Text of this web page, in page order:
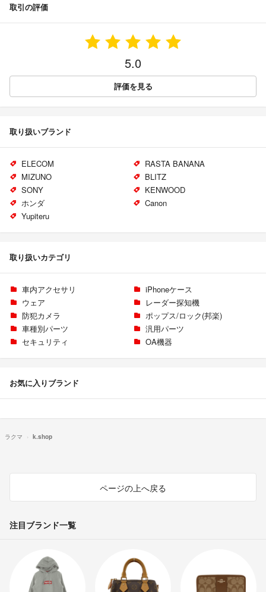
取引の評価
5.0
評価を見る
取り扱いブランド
ELECOM
RASTA BANANA
MIZUNO
BLITZ
SONY
KENWOOD
ホンダ
Canon
Yupiteru
取り扱いカテゴリ
車内アクセサリ
iPhoneケース
ウェア
レーダー探知機
防犯カメラ
ポップス/ロック(邦楽)
車種別パーツ
汎用パーツ
セキュリティ
OA機器
お気に入りブランド
ラクマ k.shop
ページの上へ戻る
注目ブランド一覧